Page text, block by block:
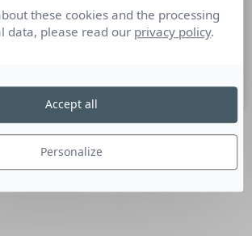
des systèmes d’information de l’Argus de la
vous êtes Directeur de
SUIVEZ-NOUS
these cookies and the processing
data, please read our privacy policy.
Personalize
Accept all